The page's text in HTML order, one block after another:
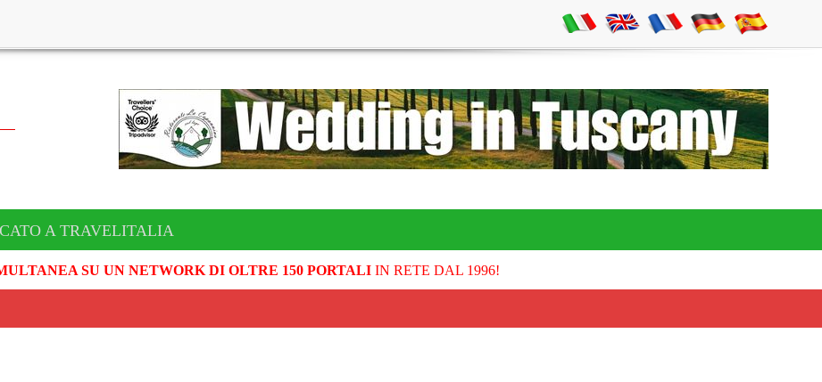
A TRAVELITALIA
SU UN NETWORK DI OLTRE 150 PORTALIIN RETE DAL 1996!